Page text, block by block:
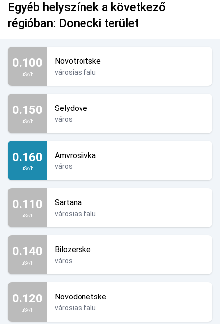
Egyéb helyszínek a következő
régióban: Donecki terület
0.100
µSv/h
Novotroitske
városias falu
0.150
µSv/h
Selydove
város
0.160
µSv/h
Amvrosiivka
város
0.110
µSv/h
Sartana
városias falu
0.140
µSv/h
Bilozerske
város
0.120
µSv/h
Novodonetske
városias falu